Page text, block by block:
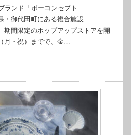
ランド「ボーコンセプト
・御代田町にある複合施設
期間限定のポップアップストアを開
月・祝）までで、金…